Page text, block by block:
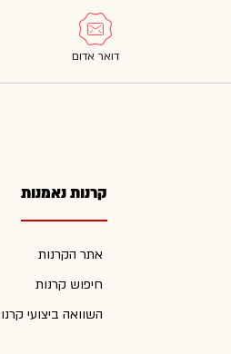
קרנות נאמנות
אתר הקרנות
חיפוש קרנות
השוואה ביצועי